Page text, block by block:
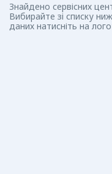
Знайдено сервісних
Вибирайте зі списку
даних натисніть на